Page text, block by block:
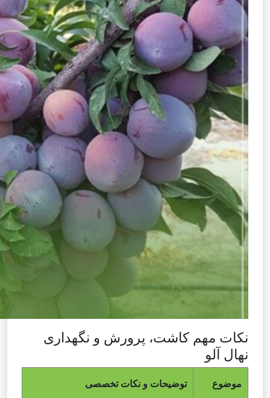
نکات مهم کاشت، پرورش و نگهداری
نهال آلو
موضوع توضیحات و نکات تخصصی